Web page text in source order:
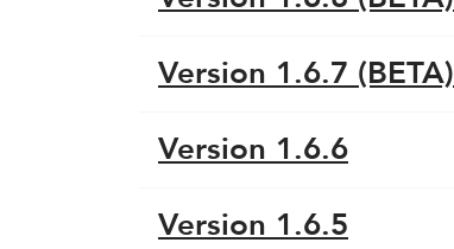
Version 1.6.7 (BETA)
Version 1.6.6
Version 1.6.5